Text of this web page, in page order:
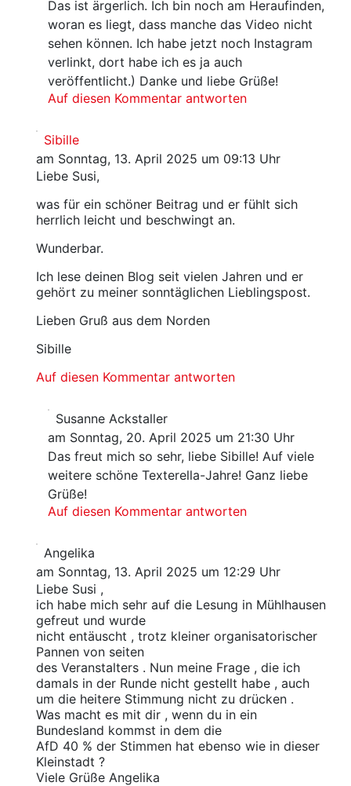
Das ist ärgerlich. Ich bin noch am Heraufinden,
woran es liegt, dass manche das Video nicht
sehen können. Ich habe jetzt noch Instagram
verlinkt, dort habe ich es ja auch
veröffentlicht.) Danke und liebe Grüße!
Auf diesen Kommentar antworten
Sibille
am Sonntag, 13. April 2025 um 09:13 Uhr
Liebe Susi,
was für ein schöner Beitrag und er fühlt sich
herrlich leicht und beschwingt an.
Wunderbar.
Ich lese deinen Blog seit vielen Jahren und er
gehört zu meiner sonntäglichen Lieblingspost.
Lieben Gruß aus dem Norden
Sibille
Auf diesen Kommentar antworten
Susanne Ackstaller
am Sonntag, 20. April 2025 um 21:30 Uhr
Das freut mich so sehr, liebe Sibille! Auf viele
weitere schöne Texterella-Jahre! Ganz liebe
Grüße!
Auf diesen Kommentar antworten
Angelika
am Sonntag, 13. April 2025 um 12:29 Uhr
Liebe Susi ,
ich habe mich sehr auf die Lesung in Mühlhausen
gefreut und wurde
nicht entäuscht , trotz kleiner organisatorischer
Pannen von seiten
des Veranstalters . Nun meine Frage , die ich
damals in der Runde nicht gestellt habe , auch
um die heitere Stimmung nicht zu drücken .
Was macht es mit dir , wenn du in ein
Bundesland kommst in dem die
AfD 40 % der Stimmen hat ebenso wie in dieser
Kleinstadt ?
Viele Grüße Angelika